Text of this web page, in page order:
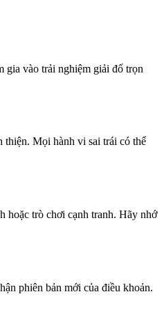
gia vào trải nghiệm giải đố trọn
thiện. Mọi hành vi sai trái có thể
hoặc trò chơi cạnh tranh. Hãy nhớ
phiên bản mới của điều khoản.